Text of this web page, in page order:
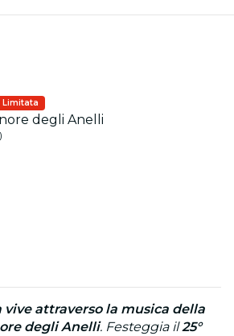
Limitata
degli Anelli
vive attraverso la musica della
degli Anelli. Festeggia il25°